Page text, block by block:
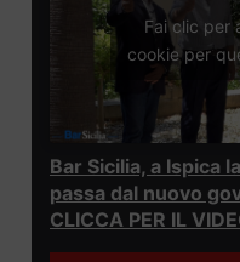
Fai clic per
cookie per
Bar Sicilia, a Ispica
passa dal nuovo
CLICCA PER IL